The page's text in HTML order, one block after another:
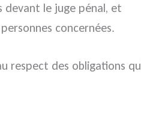
le juge pénal, et
concernées.
des obligations